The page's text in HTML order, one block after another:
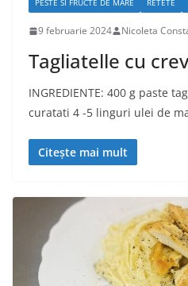
PESTE SI FRUCTE DE MARE
RETETE
9 februarie 2024 Nicoleta
Tagliatelle cu
INGREDIENTE: 400 g paste
curatati 4 -5 linguri ulei de
Citește mai mult